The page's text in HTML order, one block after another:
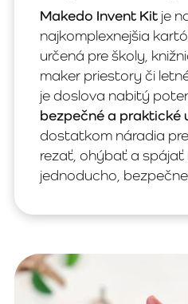
Makedo Invent Kit je
najkomplexnejšia
určená pre školy,
maker priestory či
je doslova nabitý
bezpečné a praktické
dostatkom náradia
rezať, ohýbať a
jednoducho,